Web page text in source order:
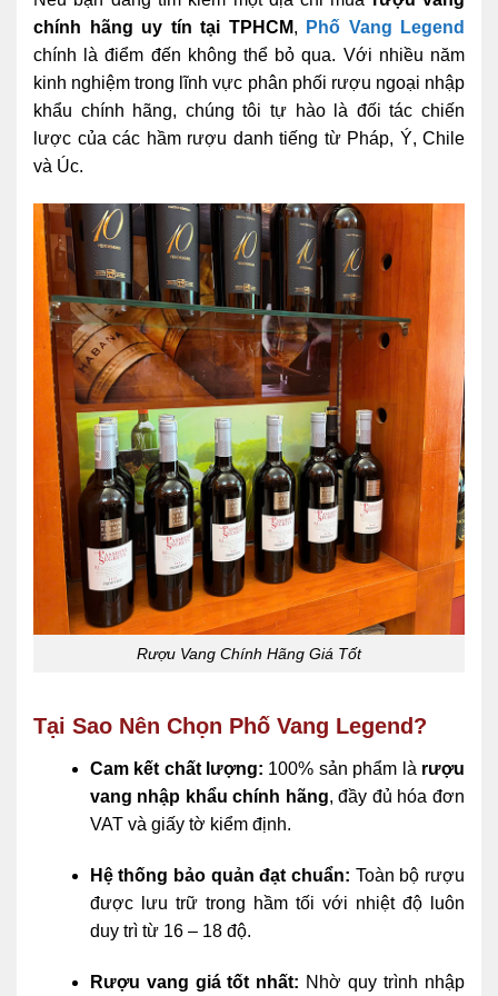
chính hãng uy tín tại TPHCM,
Phố Vang Legend
chính là điểm đến không thể bỏ qua. Với nhiều năm
kinh nghiệm trong lĩnh vực phân phối rượu ngoại nhập
khẩu chính hãng, chúng tôi tự hào là đối tác chiến
lược của các hầm rượu danh tiếng từ Pháp, Ý, Chile
và Úc.
Rượu Vang Chính Hãng Giá Tốt
Tại Sao Nên Chọn Phố Vang Legend?
Cam kết chất lượng: 100% sản phẩm là rượu
vang nhập khẩu chính hãng, đầy đủ hóa đơn
VAT và giấy tờ kiểm định.
Hệ thống bảo quản đạt chuẩn: Toàn bộ rượu
được lưu trữ trong hầm tối với nhiệt độ luôn
duy trì từ 16 – 18 độ.
Rượu vang giá tốt nhất: Nhờ quy trình nhập